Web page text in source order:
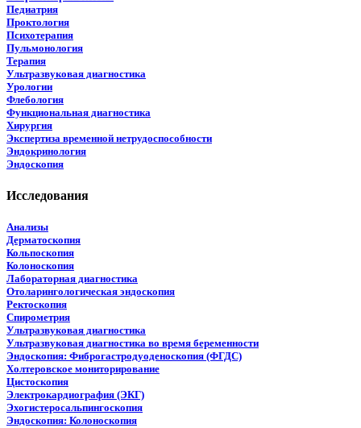
Педиатрия
Проктология
Психотерапия
Пульмонология
Терапия
Ультразвуковая диагностика
Урологии
Флебология
Функциональная диагностика
Хирургия
Экспертиза временной нетрудоспособности
Эндокринология
Эндоскопия
Исследования
Анализы
Дерматоскопия
Кольпоскопия
Колоноскопия
Лабораторная диагностика
Отоларингологическая эндоскопия
Ректоскопия
Спирометрия
Ультразвуковая диагностика
Ультразвуковая диагностика во время беременности
Эндоскопия: Фиброгастродуоденоскопия (ФГДС)
Холтеровское мониторирование
Цистоскопия
Электрокардиография (ЭКГ)
Эхогистеросальпингоскопия
Эндоскопия: Колоноскопия